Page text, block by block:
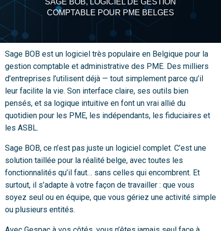
SAGE BOB, LOGICIEL DE GESTION
COMPTABLE POUR PME BELGES
Sage BOB est un logiciel très populaire en Belgique pour la
gestion comptable et administrative des PME. Des milliers
d’entreprises l’utilisent déjà — tout simplement parce qu’il
leur facilite la vie. Son interface claire, ses outils bien
pensés, et sa logique intuitive en font un vrai allié du
quotidien pour les PME, les indépendants, les fiduciaires et
les ASBL.
Sage BOB, ce n’est pas juste un logiciel complet. C’est une
solution taillée pour la réalité belge, avec toutes les
fonctionnalités qu’il faut… sans celles qui encombrent. Et
surtout, il s’adapte à votre façon de travailler : que vous
soyez seul ou en équipe, que vous gériez une activité simple
ou plusieurs entités.